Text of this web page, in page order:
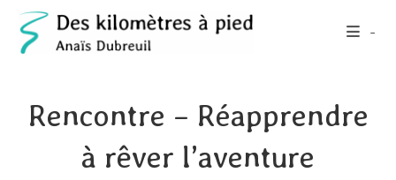
Skip
content
-
Rencontre – Réapprendre
à rêver l’aventure